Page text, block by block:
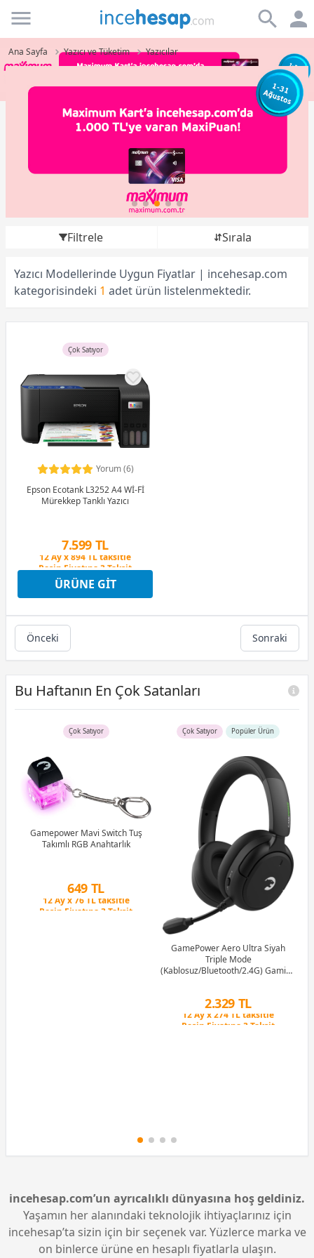
Incehesap
Ana Sayfa Yazıcı ve Tüketim Yazıcılar
Filtrele Sırala
Yazıcı Modellerinde Uygun Fiyatlar | incehesap.com
kategorisindeki 1 adet ürün listelenmektedir.
Çok Satıyor
Yorum (6)
Epson Ecotank L3252 A4 Wİ-Fİ
Mürekkep Tanklı Yazıcı
7.599 TL
Peşin Fiyatına 3 Taksit
12 Ay x 894 TL taksitle
Peşin Fiyatına 3 Taksit
ÜRÜNE GIT
Önceki Sonraki
Bu Haftanın En Çok Satanları
Çok Satıyor
Gamepower Mavi Switch Tuş
Takımlı RGB Anahtarlık
649 TL
Peşin Fiyatına 3 Taksit
12 Ay x 76 TL taksitle
Peşin Fiyatına 3 Taksit
Çok Satıyor Popüler Ürün
GamePower Aero Ultra Siyah
Triple Mode
(Kablosuz/Bluetooth/2.4G) Gaming
2.329 TL
12 Ay x 274 TL taksitle
Peşin Fiyatına 3 Taksit
incehesap.com’un ayrıcalıklı dünyasına hoş geldiniz.
Yaşamın her alanındaki teknolojik ihtiyaçlarınız için
incehesap’ta sizin için bir seçenek var. Yüzlerce marka ve
on binlerce ürüne en hesaplı fiyatlarla ulaşın.